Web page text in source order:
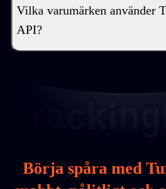
Vilka varumärken använder
API?
Börja spåra med